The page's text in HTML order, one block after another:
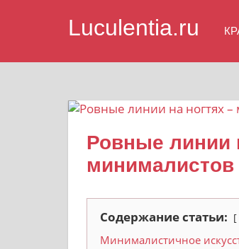
Luculentia.ru
Ровные линии
минималистов
Содержание статьи:
Минималистичное